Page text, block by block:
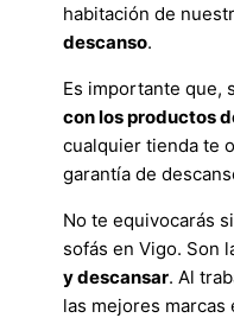
habitación de
descanso.
Es importante que,
con los productos
cualquier tienda te
garantía de
No te equivocarás
sofás en Vigo. Son
y descansar. Al
las mejores